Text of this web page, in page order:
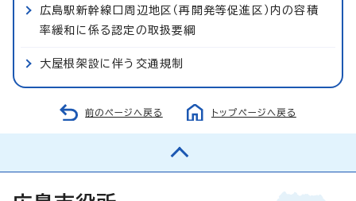
広島駅新幹線口周辺地区（再開発等促進区）内の容積
率緩和に係る認定の取扱要綱
大屋根架設に伴う交通規制
前のページへ戻る トップページへ戻る